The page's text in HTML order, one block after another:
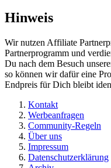
Hinweis
Wir nutzen Affiliate
Partnerprogramm und
Du nach dem Besuch
so können wir dafür eine
Endpreis für Dich bleibt
Kontakt
Werbeanfragen
Community-Regeln
Über uns
Impressum
Datenschutzerklärung